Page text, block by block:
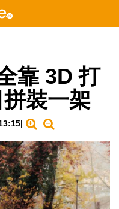
靠 3D 打
裝一架
|